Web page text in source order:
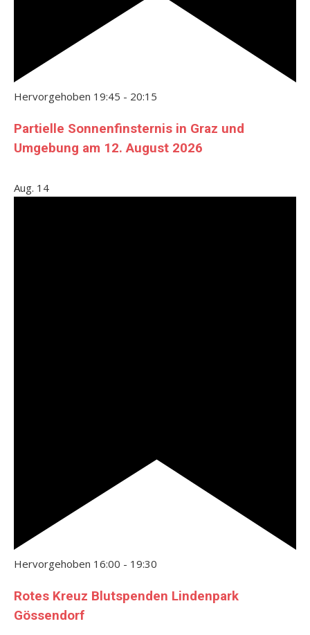
Hervorgehoben 19:45 - 20:15
Partielle Sonnenfinsternis in Graz und
Umgebung am 12. August 2026
Aug. 14
Hervorgehoben 16:00 - 19:30
Rotes Kreuz Blutspenden Lindenpark
Gössendorf